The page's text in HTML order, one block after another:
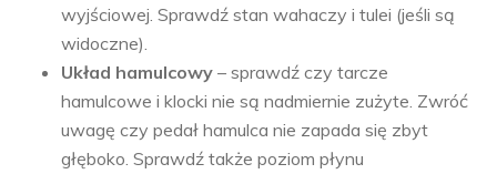
wyjściowej. Sprawdź stan wahaczy i tulei (jeśli są
widoczne).
Układ hamulcowy – sprawdź czy tarcze
hamulcowe i klocki nie są nadmiernie zużyte. Zwróć
uwagę czy pedał hamulca nie zapada się zbyt
głęboko. Sprawdź także poziom płynu